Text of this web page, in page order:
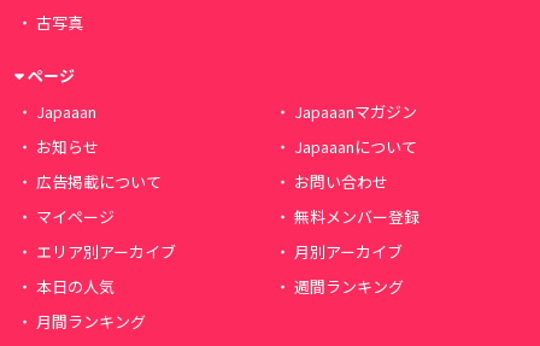
古写真
ページ
Japaaan
Japaaanマガジン
お知らせ
Japaaanについて
広告掲載について
お問い合わせ
マイページ
無料メンバー登録
エリア別アーカイブ
月別アーカイブ
本日の人気
週間ランキング
月間ランキング